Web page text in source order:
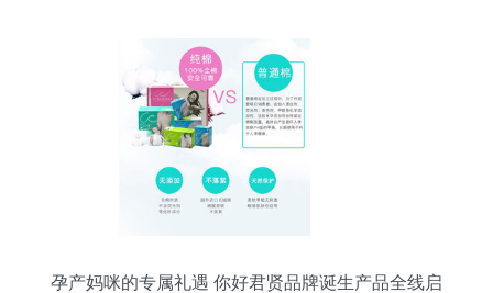
孕产妈咪的专属礼遇 你好君贤品牌诞生产品全线启